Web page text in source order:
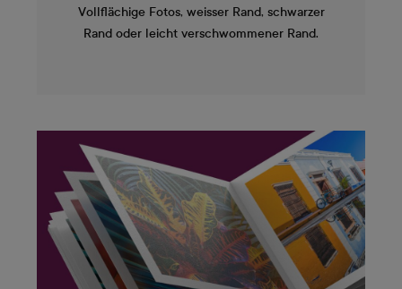
Vollflächige Fotos, weisser Rand, schwarzer
Rand oder leicht verschwommener Rand.